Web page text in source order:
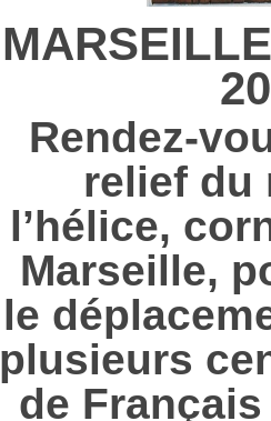
Rendez-
relief du
l’hélice,
Marseille,
le
plusieurs
de